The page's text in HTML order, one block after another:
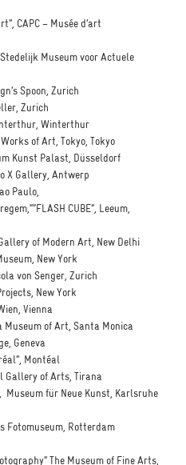
CAPC – Musée d’art
Museum voor Actuele
Spoon, Zurich
Zurich
Winterthur
of Art, Tokyo, Tokyo
Kunst Palast, Düsseldorf
Gallery, Antwerp
Paulo,
CUBE”, Leeum,
of Modern Art, New Delhi
New York
von Senger, Zurich
New York
Vienna
of Art, Santa Monica
Geneva
Montéal
of Arts, Tirana
für Neue Kunst, Karlsruhe
Fotomuseum, Rotterdam
The Museum of Fine Arts,